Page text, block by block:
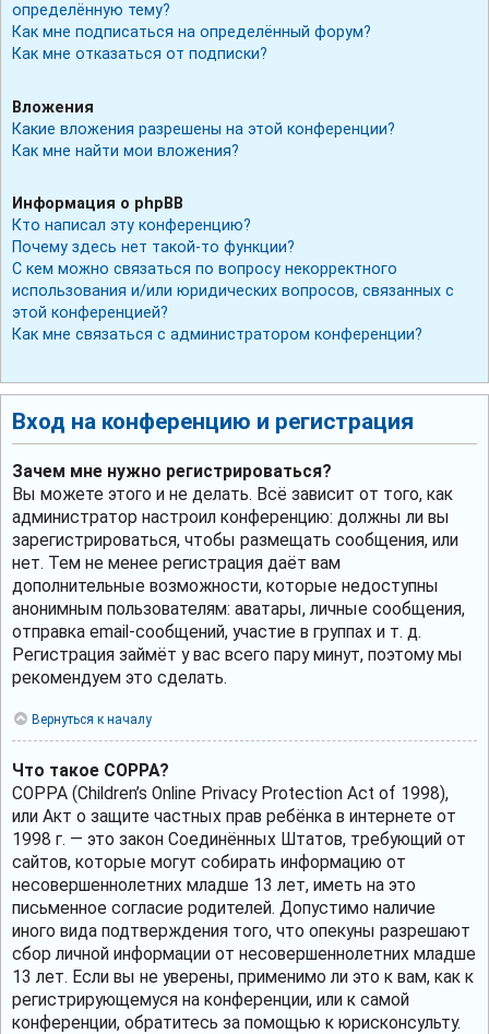
определённую тему?
Как мне подписаться на определённый форум?
Как мне отказаться от подписки?
Вложения
Какие вложения разрешены на этой конференции?
Как мне найти мои вложения?
Информация о phpBB
Кто написал эту конференцию?
Почему здесь нет такой-то функции?
С кем можно связаться по вопросу некорректного
использования и/или юридических вопросов, связанных с
этой конференцией?
Как мне связаться с администратором конференции?
Вход на конференцию и регистрация
Зачем мне нужно регистрироваться?
Вы можете этого и не делать. Всё зависит от того, как
администратор настроил конференцию: должны ли вы
зарегистрироваться, чтобы размещать сообщения, или
нет. Тем не менее регистрация даёт вам
дополнительные возможности, которые недоступны
анонимным пользователям: аватары, личные сообщения,
отправка email-сообщений, участие в группах и т. д.
Регистрация займёт у вас всего пару минут, поэтому мы
рекомендуем это сделать.
Вернуться к началу
Что такое COPPA?
COPPA (Children’s Online Privacy Protection Act of 1998),
или Акт о защите частных прав ребёнка в интернете от
1998 г. — это закон Соединённых Штатов, требующий от
сайтов, которые могут собирать информацию от
несовершеннолетних младше 13 лет, иметь на это
письменное согласие родителей. Допустимо наличие
иного вида подтверждения того, что опекуны разрешают
сбор личной информации от несовершеннолетних младше
13 лет. Если вы не уверены, применимо ли это к вам, как к
регистрирующемуся на конференции, или к самой
конференции, обратитесь за помощью к юрисконсульту.